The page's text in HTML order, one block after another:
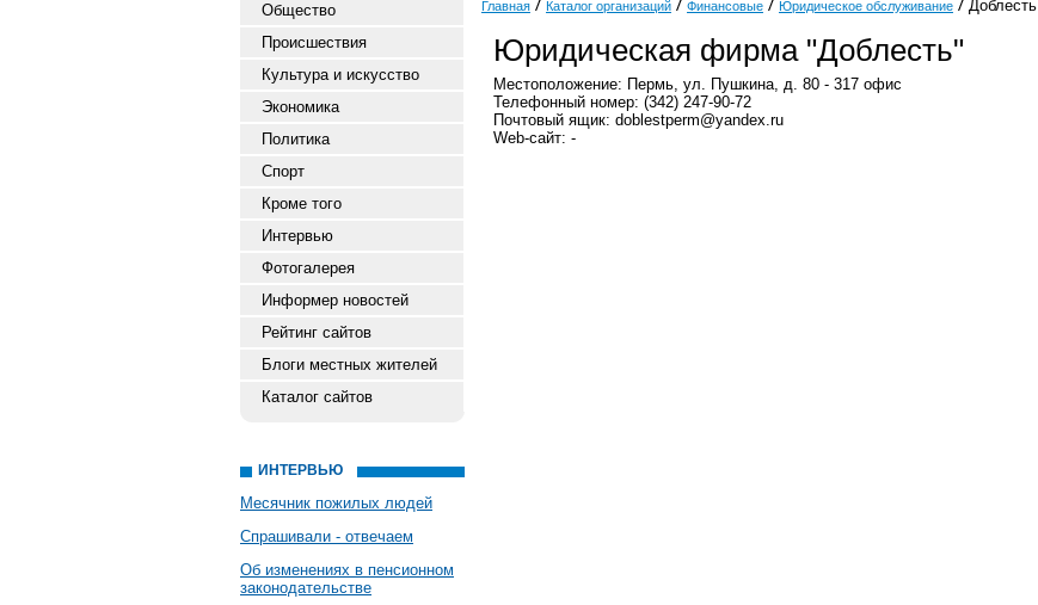
Общество
Происшествия
Культура и искусство
Экономика
Политика
Спорт
Кроме того
Интервью
Фотогалерея
Информер новостей
Рейтинг сайтов
Блоги местных жителей
Каталог сайтов
ИНТЕРВЬЮ
Месячник пожилых людей
Спрашивали - отвечаем
Об изменениях в пенсионном
законодательстве
Главная Каталог организаций Финансовые Юридическое обслуживание Доблесть
Юридическая фирма "Доблесть"
Местоположение: Пермь, ул. Пушкина, д. 80 - 317 офис
Телефонный номер: (342) 247-90-72
Почтовый ящик: doblestperm@yandex.ru
Web-сайт: -